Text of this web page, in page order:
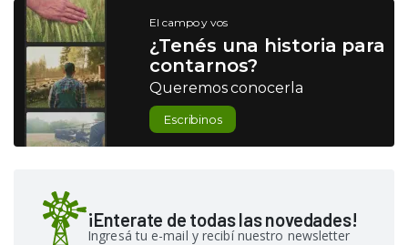
El campo y vos
¿Tenés una historia para
contarnos?
Queremos conocerla
Escribinos
¡Enterate de todas las novedades!
Ingresá tu e-mail y recibí nuestro newsletter